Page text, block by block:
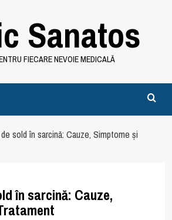
Sanatos
FIECARE NEVOIE MEDICALĂ
sold în sarcină: Cauze, Simptome și
în sarcină: Cauze,